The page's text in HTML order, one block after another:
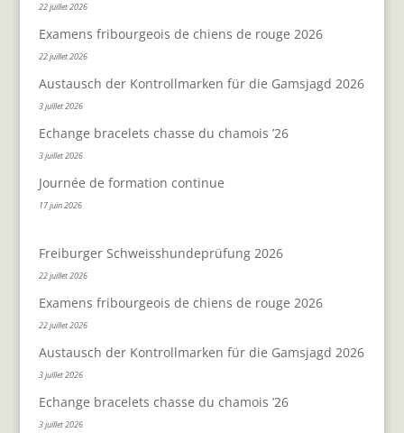
22 juillet 2026
Examens fribourgeois de chiens de rouge 2026
22 juillet 2026
Austausch der Kontrollmarken für die Gamsjagd 2026
3 juillet 2026
Echange bracelets chasse du chamois ’26
3 juillet 2026
Journée de formation continue
17 juin 2026
Freiburger Schweisshundeprüfung 2026
22 juillet 2026
Examens fribourgeois de chiens de rouge 2026
22 juillet 2026
Austausch der Kontrollmarken für die Gamsjagd 2026
3 juillet 2026
Echange bracelets chasse du chamois ’26
3 juillet 2026